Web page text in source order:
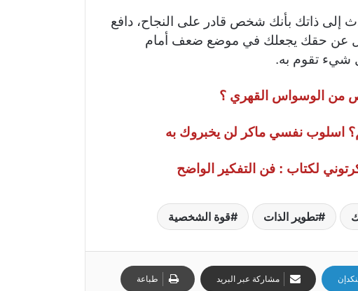
ذاتك بأنك شخص قادر على النجاح، دافع
عن حقك يجعلك في موضع ضعف أمام
شيء تقوم به.
من الوسواس القهري ؟
اسلوب نفسي ماكر لن يخبروك به
لكتاب : فن التفكير الواضح
تطوير الذات قوة الشخصية
مشاركة عبر البريد طباعة